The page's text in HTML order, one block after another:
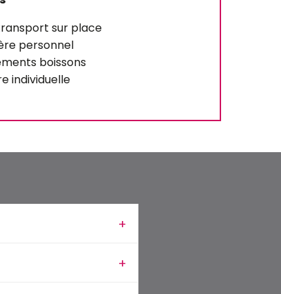
sur place
personnel
boissons
individuelle